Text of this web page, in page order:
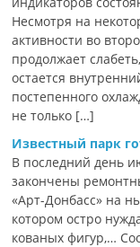
Несмотря на
активности во
продолжает
остается
постепенного
не только […]
Известный парк
В последний день
закончены
«Арт-Донбасс» на
котором остро
кованых фигур,…